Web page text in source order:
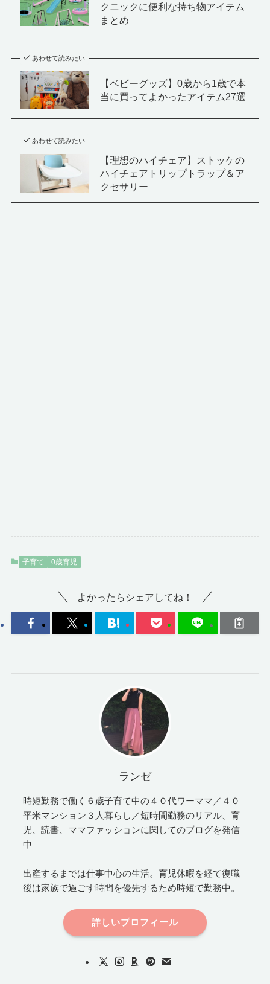
クニックに便利な持ち物アイテム
まとめ
あわせて読みたい
【ベビーグッズ】0歳から1歳で本
当に買ってよかったアイテム27選
あわせて読みたい
【理想のハイチェア】ストッケの
ハイチェアトリップトラップ＆ア
クセサリー
子育て 0歳育児
よかったらシェアしてね！
ランゼ
時短勤務で働く６歳子育て中の４０代ワーママ／４０
平米マンション３人暮らし／短時間勤務のリアル、育
児、読書、ママファッションに関してのブログを発信
中
出産するまでは仕事中心の生活。育児休暇を経て復職
後は家族で過ごす時間を優先するため時短で勤務中。
詳しいプロフィール